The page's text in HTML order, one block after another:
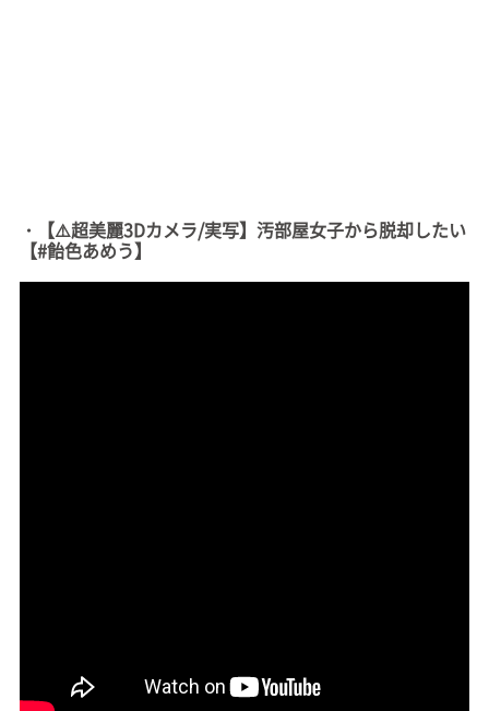
・【⚠️超美麗3Dカメラ/実写】汚部屋女子から脱却したい
【#飴色あめう】